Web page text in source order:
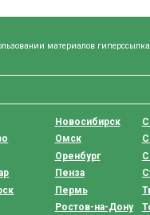
материалов
Новосибирск
Омск
Оренбург
Пенза
Пермь
Ростов-на-Дону